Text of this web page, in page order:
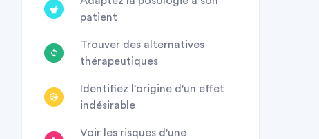
patient
Trouver des alternatives
thérapeutiques
Identifiez l'origine d'un effet
indésirable
Voir les risques d'une